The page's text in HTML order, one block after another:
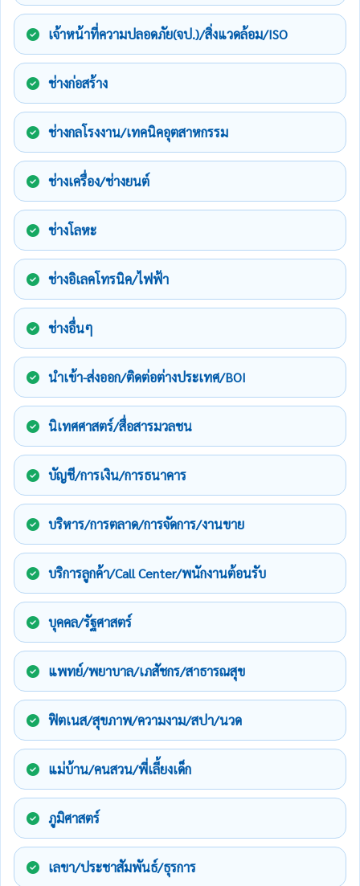
เจ้าหน้าที่ความปลอดภัย(จป.)/สิ่งแวดล้อม/ISO
ช่างก่อสร้าง
ช่างกลโรงงาน/เทคนิคอุตสาหกรรม
ช่างเครื่อง/ช่างยนต์
ช่างโลหะ
ช่างอิเลคโทรนิค/ไฟฟ้า
ช่างอื่นๆ
นำเข้า-ส่งออก/ติดต่อต่างประเทศ/BOI
นิเทศศาสตร์/สื่อสารมวลชน
บัญชี/การเงิน/การธนาคาร
บริหาร/การตลาด/การจัดการ/งานขาย
บริการลูกค้า/Call Center/พนักงานต้อนรับ
บุคคล/รัฐศาสตร์
แพทย์/พยาบาล/เภสัชกร/สาธารณสุข
ฟิตเนส/สุขภาพ/ความงาม/สปา/นวด
แม่บ้าน/คนสวน/พี่เลี้ยงเด็ก
ภูมิศาสตร์
เลขา/ประชาสัมพันธ์/ธุรการ